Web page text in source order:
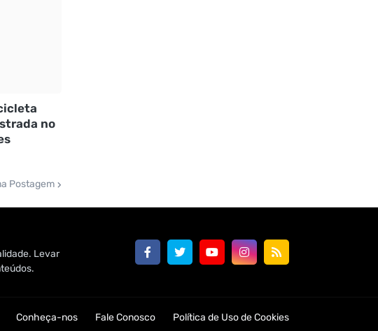
no
Postagem
Levar
Conheça-nos Fale Conosco Política de Uso de Cookies